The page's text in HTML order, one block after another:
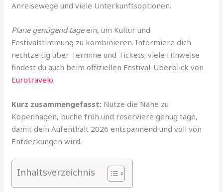
Anreisewege und viele Unterkunftsoptionen.
Plane genügend tageein, um Kultur und
Festivalstimmung zu kombinieren. Informiere dich
rechtzeitig über Termine und Tickets; viele Hinweise
findest du auch beim offiziellen Festival-Überblick von
Eurotravelo.
Kurz zusammengefasst: Nutze die Nähe zu
Kopenhagen, buche früh und reserviere genug tage,
damit dein Aufenthalt 2026 entspannend und voll von
Entdeckungen wird.
Inhaltsverzeichnis